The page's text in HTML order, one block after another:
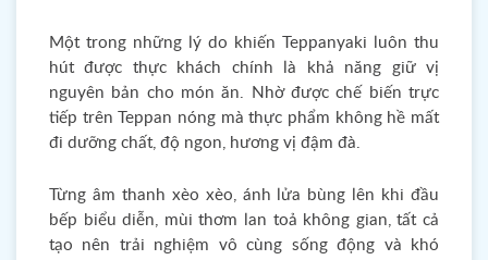
Một trong những lý do khiến Teppanyaki luôn thu
hút được thực khách chính là khả năng giữ vị
nguyên bản cho món ăn. Nhờ được chế biến trực
tiếp trên Teppan nóng mà thực phẩm không hề mất
đi dưỡng chất, độ ngon, hương vị đậm đà.
Từng âm thanh xèo xèo, ánh lửa bùng lên khi đầu
bếp biểu diễn, mùi thơm lan toả không gian, tất cả
tạo nên trải nghiệm vô cùng sống động và khó